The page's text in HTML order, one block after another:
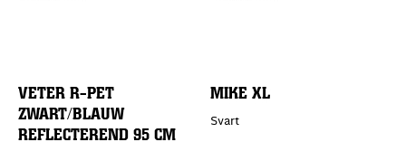
VETER R-PET
ZWART/BLAUW
REFLECTEREND 95 CM
MIKE XL
Svart